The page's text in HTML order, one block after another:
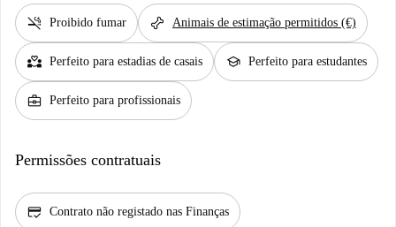
smoke_free Proibido fumar pet_supplies Animais de estimação permitidos (€)
partner_heart Perfeito para estadias de casais school Perfeito para estudantes
business_center Perfeito para profissionais
Permissões contratuais
credit_score Contrato não registado nas Finanças